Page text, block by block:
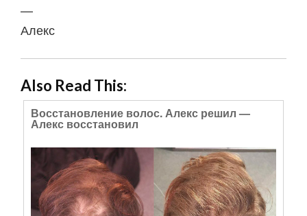
—
Алекс
Also Read This:
Восстановление волос. Алекс решил —
Алекс восстановил